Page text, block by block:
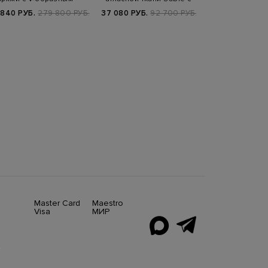
РУБ. 279 800 РУБ. 37 080 РУБ. 92 700 РУБ.
Master Card
Visa
Maestro
МИР